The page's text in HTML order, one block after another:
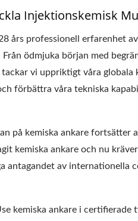
Injektionskemisk
års professionell erfarenhet
ödmjuka början med
vi uppriktigt våra
förbättra våra tekniska
på kemiska ankare
kemiska ankare och nu
antagandet av internationella
kemiska ankare i